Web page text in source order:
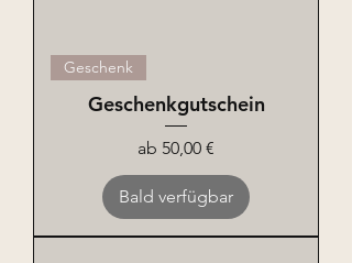
Geschenk
Geschenkgutschein
ab 50,00 €
Sale-Preis
Bald verfügbar